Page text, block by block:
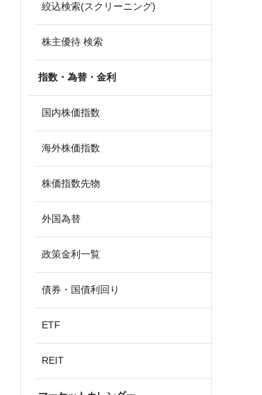
絞込検索(スクリーニング)
株主優待 検索
指数・為替・金利
国内株価指数
海外株価指数
株価指数先物
外国為替
政策金利一覧
債券・国債利回り
ETF
REIT